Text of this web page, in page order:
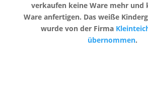
verkaufen keine Ware mehr und
Ware anfertigen. Das weiße
wurde von der Firma
übernommen.